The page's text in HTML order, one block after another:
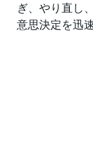
ぎ、やり直し
意思決定を迅